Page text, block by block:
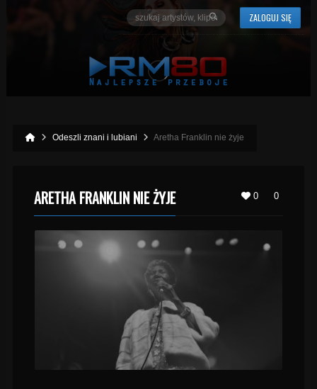
ZALOGUJ SIĘ
Odeszli znani i lubiani Aretha Franklin nie żyje
0 0
ARETHA FRANKLIN NIE ŻYJE